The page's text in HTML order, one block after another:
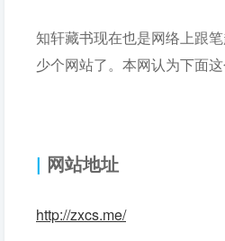
知轩藏书现在也是网络上跟
少个网站了。本网认为下面这
| 网站地址
http://zxcs.me/